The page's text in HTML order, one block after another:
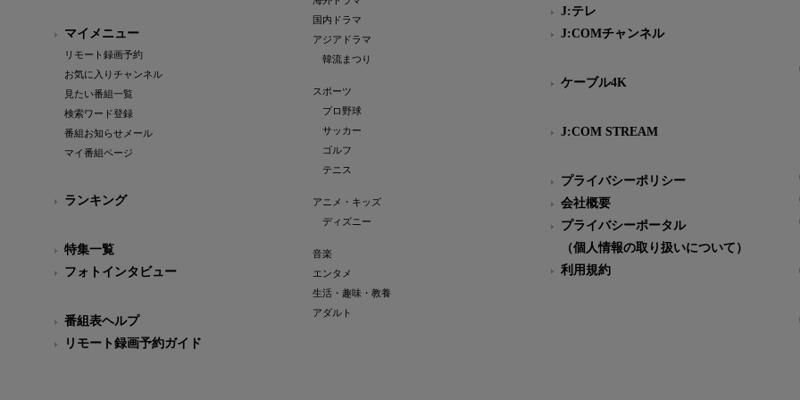
マイメニュー
リモート録画予約
お気に入りチャンネル
見たい番組一覧
検索ワード登録
番組お知らせメール
マイ番組ページ
ランキング
特集一覧
フォトインタビュー
番組表ヘルプ
リモート録画予約ガイド
国内ドラマ
アジアドラマ
韓流まつり
スポーツ
プロ野球
サッカー
ゴルフ
テニス
アニメ・キッズ
ディズニー
音楽
エンタメ
生活・趣味・教養
アダルト
J:テレ
J:COMチャンネル
ケーブル4K
J:COM STREAM
プライバシーポリシー
会社概要
プライバシーポータル
（個人情報の取り扱いについて）
利用規約